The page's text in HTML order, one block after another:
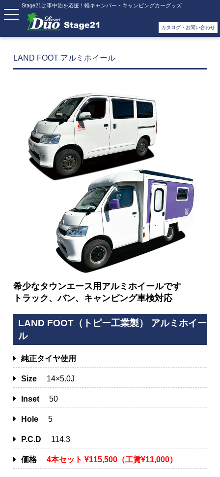
Stage21は車中泊を応援！軽キャンパー・キャンピングカーグッズ
カタログ・お問い合わせ
LAND FOOT アルミホイール
希少なタウンエース用アルミホイールです
トラック、バン、キャンピング車検対応
LAND FOOT（トピー工業製） アルミホイー
ル
純正タイヤ使用
Size 14×5.0J
Inset 50
Hole 5
P.C.D 114.3
価格 4本セット ¥115,500（工賃¥11,000）